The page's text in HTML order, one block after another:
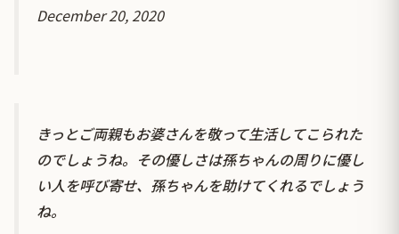
December 20, 2020
きっとご両親もお婆さんを敬って生活してこられた
のでしょうね。その優しさは孫ちゃんの周りに優し
い人を呼び寄せ、孫ちゃんを助けてくれるでしょう
ね。